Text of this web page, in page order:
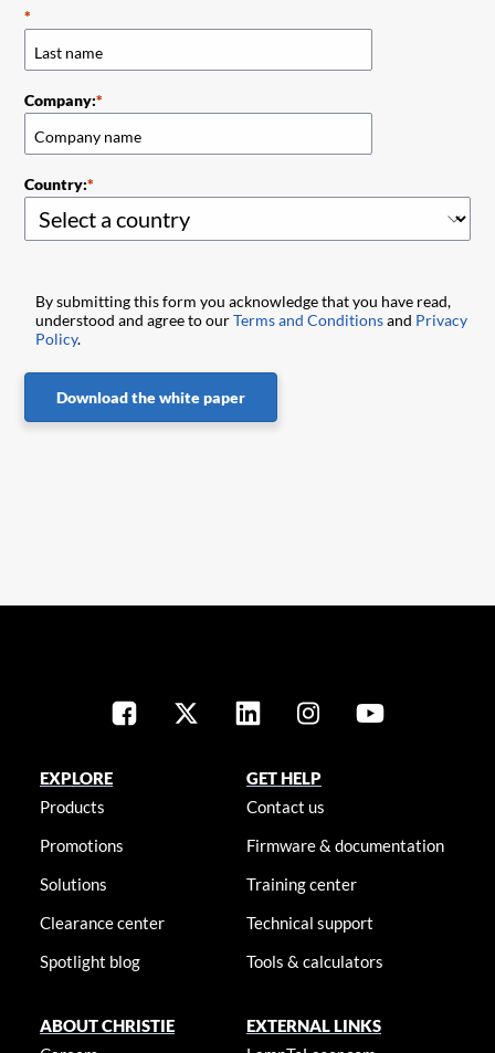
Company:
Country:
By submitting this form you acknowledge that you have read,
understood and agree to ourTerms and Conditionsand Privacy
Policy.
Download the white paper
EXPLORE
Products
Promotions
Solutions
Clearance center
Spotlight blog
GET HELP
Contact us
Firmware & documentation
Training center
Technical support
Tools & calculators
ABOUT CHRISTIE
EXTERNAL LINKS